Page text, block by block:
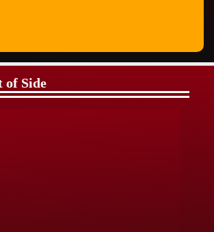
of Side